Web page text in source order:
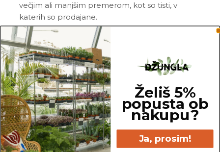
večjim ali manjšim premerom, kot so tisti, v
katerih so prodajane.
23.5 cm
Želiš 5%
popusta ob
nakupu?
Ja, prosim!